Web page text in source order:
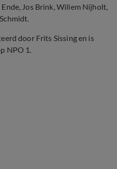
Jos Brink, Willem Nijholt,
door Frits Sissing en is
NPO 1.